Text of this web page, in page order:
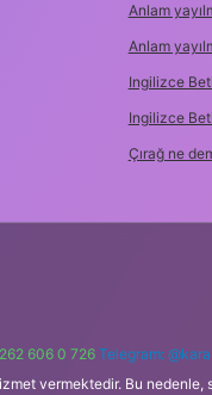
Anlam
Anlam
Ingilizce
Ingilizce
Çırağ ne
606 0 726 Telegram:
vermektedir. Bu